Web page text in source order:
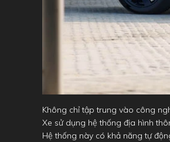
Không chỉ tập trung vào công
Xe sử dụng hệ thống địa hình
Hệ thống này có khả năng tự